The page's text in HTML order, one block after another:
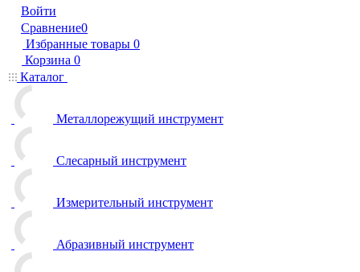
Войти
Сравнение0
Избранные товары 0
Корзина 0
Каталог
Металлорежущий инструмент
Слесарный инструмент
Измерительный инструмент
Абразивный инструмент